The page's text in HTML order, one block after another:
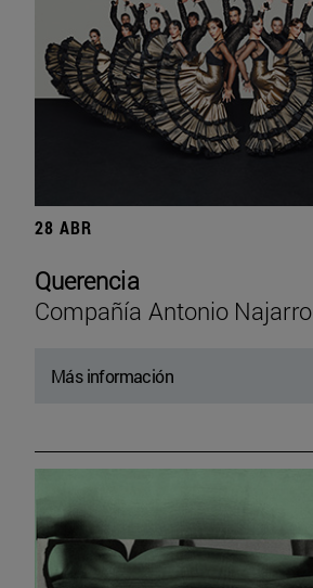
28 ABR
Querencia
Compañía Antonio Najarro
Más información